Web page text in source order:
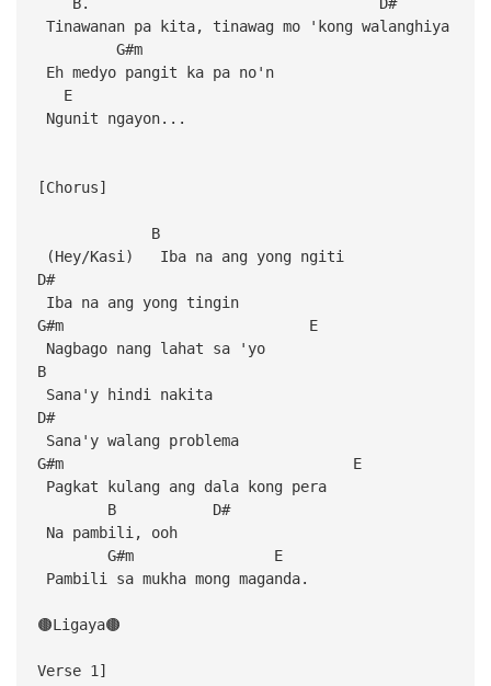
Tinawanan pa kita, tinawag mo 'kong walanghiya
G#m
Eh medyo pangit ka pa no'n
E
Ngunit ngayon...
[Chorus]
B
(Hey/Kasi) Iba na ang yong ngiti
D#
Iba na ang yong tingin
G#m E
Nagbago nang lahat sa 'yo
B
Sana'y hindi nakita
D#
Sana'y walang problema
G#m E
Pagkat kulang ang dala kong pera
B D#
Na pambili, ooh
G#m E
Pambili sa mukha mong maganda.
🟤Ligaya🟤
Verse 1]